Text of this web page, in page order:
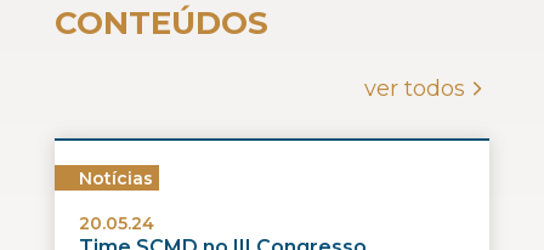
CONTEÚDOS
ver todos
Notícias
20.05.24